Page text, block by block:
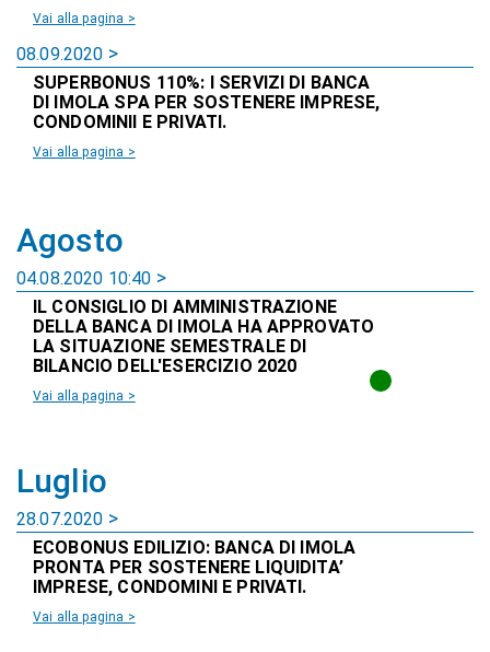
Vai alla pagina >
08.09.2020
SUPERBONUS 110%: I SERVIZI DI BANCA
DI IMOLA SPA PER SOSTENERE IMPRESE,
CONDOMINII E PRIVATI.
Vai alla pagina >
Agosto
04.08.2020 10:40
IL CONSIGLIO DI AMMINISTRAZIONE
DELLA BANCA DI IMOLA HA APPROVATO
LA SITUAZIONE SEMESTRALE DI
BILANCIO DELL'ESERCIZIO 2020
Vai alla pagina >
Luglio
28.07.2020
ECOBONUS EDILIZIO: BANCA DI IMOLA
PRONTA PER SOSTENERE LIQUIDITA’
IMPRESE, CONDOMINI E PRIVATI.
Vai alla pagina >